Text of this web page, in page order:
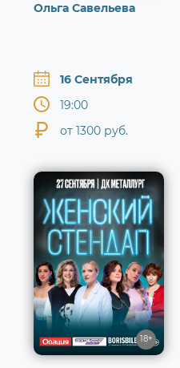
Ольга Савельева
16 Сентября
19:00
от 1300 руб.
18+